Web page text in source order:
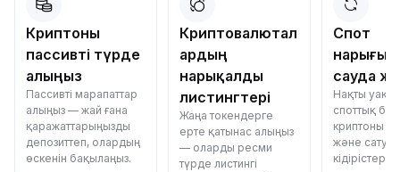
Криптоны
пассивті түрде
алыңыз
Пассивті марапаттар
алыңыз — жай ғана
қаражаттарыңызды
депозиттеп, олардың
өскенін бақылаңыз.
Криптовалютал
ардың
нарықалды
листингтері
Жаңа токендерге
ерте қатынас алыңыз
— оларды ресми
түрде листингі
Спот
сауда
Нақты
споттық
криптоны
және сату —
кідірістер.